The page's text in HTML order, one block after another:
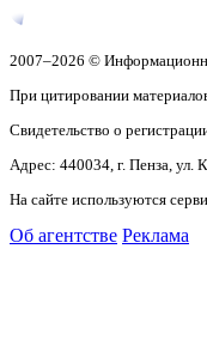
2007–2026 ©
При цитировании
Свидетельство о
Адрес: 440034, г. Пенза,
На сайте используются
Об агентстве Реклама